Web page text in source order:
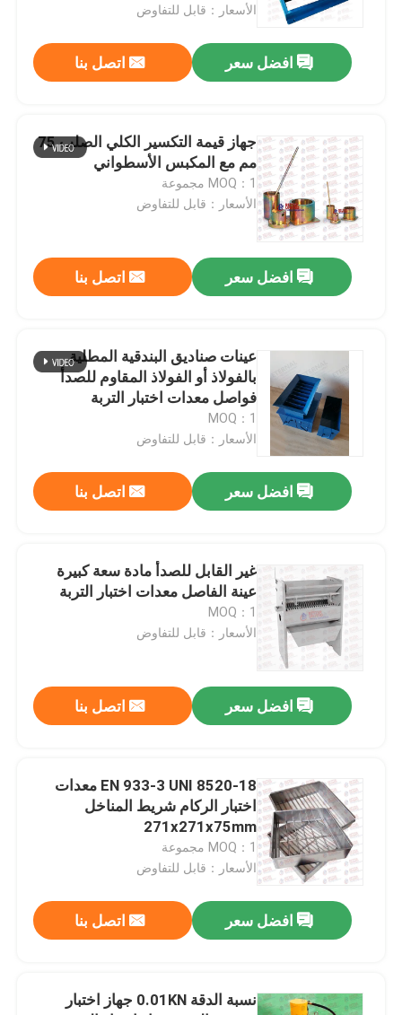
المنتجات
حول بنا
جولة في المعمل
اتصل بنا
طلب اقتباس
آلة اختبار عالمية
آلة اختبار الخرسانة
آلة اختبار الأسمنت
معدات اختبار الركام
معدات اختبار سوائل الحفر
معدات اختبار الطلاء
معدات الاختبار البيئية
معدات الاختبار المعملية
الأسعار：قابل للتفاوض
افضل سعر اتصل بنا
جهاز قيمة التكسير الكلي الصلب 75
مم مع المكبس الأسطواني
MOQ：1 مجموعة
الأسعار：قابل للتفاوض
افضل سعر اتصل بنا
عينات صناديق البندقية المطلية
بالفولاذ أو الفولاذ المقاوم للصدأ
فواصل معدات اختبار التربة
MOQ：1
الأسعار：قابل للتفاوض
افضل سعر اتصل بنا
غير القابل للصدأ مادة سعة كبيرة
عينة الفاصل معدات اختبار التربة
MOQ：1
الأسعار：قابل للتفاوض
افضل سعر اتصل بنا
EN 933-3 UNI 8520-18 معدات
اختبار الركام شريط المناخل
271x271x75mm
MOQ：1 مجموعة
الأسعار：قابل للتفاوض
افضل سعر اتصل بنا
نسبة الدقة 0.01KN جهاز اختبار